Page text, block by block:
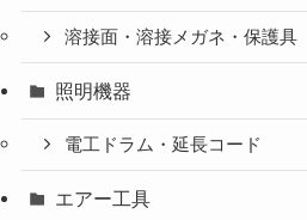
溶接面・溶接メガネ・保護具
照明機器
電工ドラム・延長コード
エアー工具